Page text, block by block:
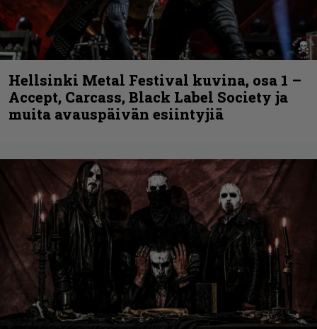
Hellsinki Metal Festival kuvina, osa 1 –
Accept, Carcass, Black Label Society ja
muita avauspäivän esiintyjiä